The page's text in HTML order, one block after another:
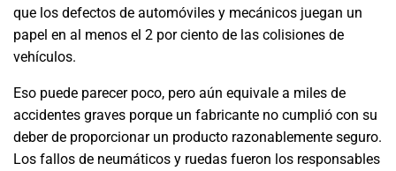
que los defectos de automóviles y mecánicos juegan un
papel en al menos el 2 por ciento de las colisiones de
vehículos.
Eso puede parecer poco, pero aún equivale a miles de
accidentes graves porque un fabricante no cumplió con su
deber de proporcionar un producto razonablemente seguro.
Los fallos de neumáticos y ruedas fueron los responsables